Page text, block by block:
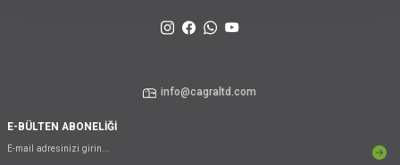
info@cagraltd.com
E-BÜLTEN ABONELİĞİ